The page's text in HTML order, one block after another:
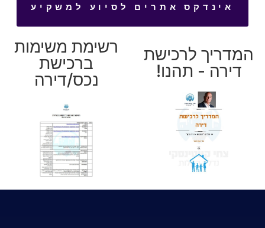
אינדקס אתרים לסיוע למשקיע
המדריך לרכישת
דירה - תהנו!
רשימת משימות
ברכישת
נכס/דירה